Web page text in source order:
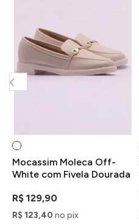
Mocassim Moleca Off-
White com Fivela Dourada
R$ 129,90
R$ 123,40 no pix